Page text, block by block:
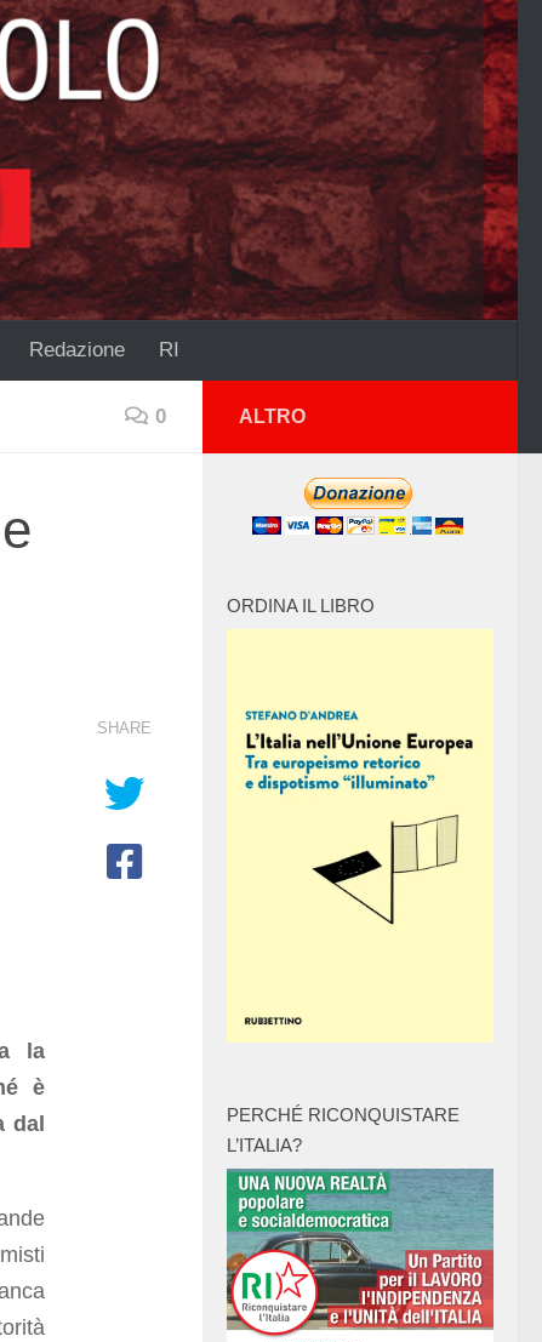
Redazione RI
0
la
è
dal
SHARE
ALTRO
ORDINA IL LIBRO
PERCHÉ RICONQUISTARE
L’ITALIA?